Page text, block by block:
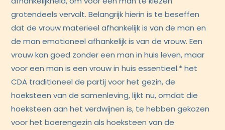
grotendeels vervalt. Belangrijk hierin is te beseffen
dat de vrouw materieel afhankelijk is van de man en
de man emotioneel afhankelijk is van de vrouw. Een
vrouw kan goed zonder een man in huis leven, maar
voor een man is een vrouw in huis essentieel.* het
CDA traditioneel de partij voor het gezin, de
hoeksteen van de samenleving, lijkt nu, omdat die
hoeksteen aan het verdwijnen is, te hebben gekozen
voor het boerengezin als hoeksteen van de